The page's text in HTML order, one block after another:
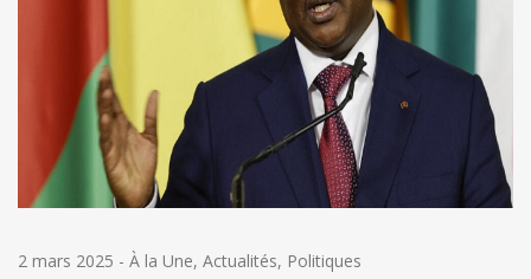
2 mars 2025 - À la Une, Actualités, Politiques